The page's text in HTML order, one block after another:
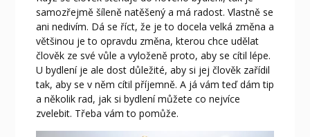
samozřejmě šíleně natěšený a má radost. Vlastně se
ani nedivím. Dá se říct, že je to docela velká změna a
většinou je to opravdu změna, kterou chce udělat
člověk ze své vůle a vyloženě proto, aby se cítil lépe.
U bydlení je ale dost důležité, aby si jej člověk zařídil
tak, aby se v něm cítil příjemně. A já vám teď dám tip
a několik rad, jak si bydlení můžete co nejvíce
zvelebit. Třeba vám to pomůže.